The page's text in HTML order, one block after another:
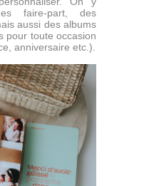
faire-part, des
aussi des albums
pour toute occasion
anniversaire etc.).